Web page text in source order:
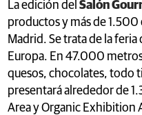
La edición del Salón
productos y más de
Madrid. Se trata de la
Europa. En 47.000
quesos, chocolates, todo
presentará alrededor de
Area y Organic Exhibition